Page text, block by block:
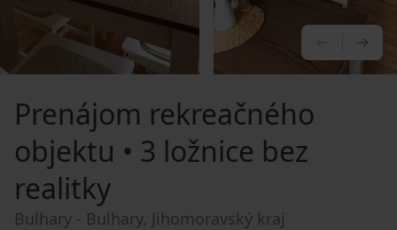
Prenájom rekreačného
objektu • 3 ložnice bez
realitky
Bulhary - Bulhary, Jihomoravský kraj